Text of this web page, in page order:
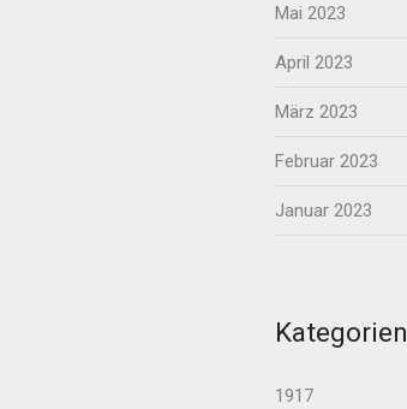
Mai 2023
April 2023
März 2023
Februar 2023
Januar 2023
Kategorien
1917